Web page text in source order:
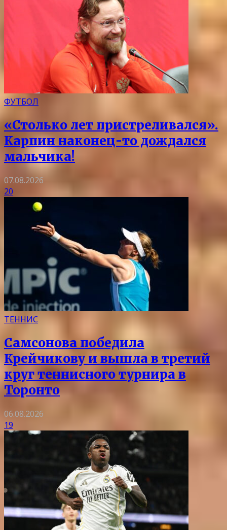
ФУТБОЛ
«Столько лет пристреливался».
Карпин наконец-то дождался
мальчика!
07.08.2026
20
ТЕННИС
Самсонова победила
Крейчикову и вышла в третий
круг теннисного турнира в
Торонто
06.08.2026
19